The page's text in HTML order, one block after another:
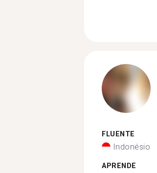
FLUENTE
Indonésio
APRENDE